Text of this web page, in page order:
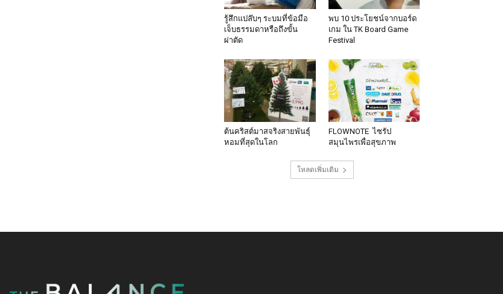
รู้สึกแปล๊บๆ ระบมที่ข้อมือ
เจ็บธรรมดาหรือถึงขั้น
ผ่าตัด
พบ 10 ประโยชน์จากบอร์ด
เกม ใน TK Board Game
Festival
ต้นคริสต์มาสจริงสายพันธุ์
หอมที่สุดในโลก
FLOWNOTE ไซรัป
สมุนไพรเพื่อสุขภาพ
โหลดเพิ่มเติม